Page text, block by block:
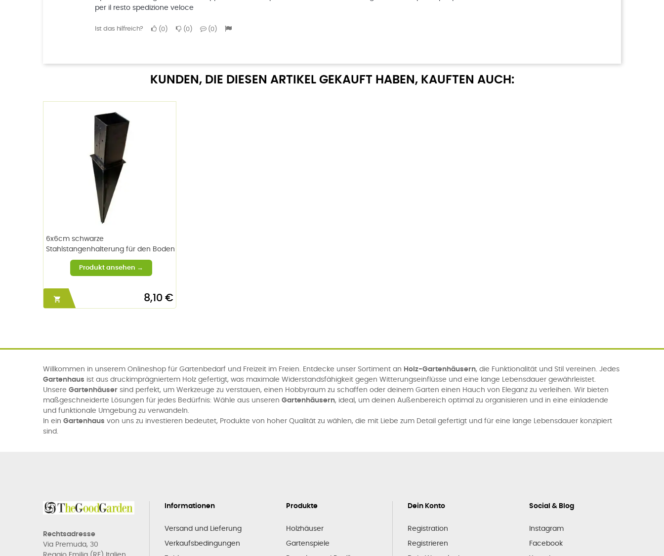
per il resto spedizione veloce
Ist das hilfreich? 0 0 0
KUNDEN, DIE DIESEN ARTIKEL GEKAUFT HABEN, KAUFTEN AUCH:
6x6cm schwarze
Stahlstangenhalterung für den Boden
 8,10 €
Willkommen in unserem Onlineshop für Gartenbedarf und Freizeit im Freien. Entdecke unser Sortiment an Holz-Gartenhäusern, die Funktionalität und Stil vereinen. Jedes
Gartenhaus ist aus druckimprägniertem Holz gefertigt, was maximale Widerstandsfähigkeit gegen Witterungseinflüsse und eine lange Lebensdauer gewährleistet.
Unsere Gartenhäuser sind perfekt, um Werkzeuge zu verstauen, einen Hobbyraum zu schaffen oder deinem Garten einen Hauch von Eleganz zu verleihen. Wir bieten
maßgeschneiderte Lösungen für jedes Bedürfnis: Wähle aus unseren Gartenhäusern, ideal, um deinen Außenbereich optimal zu organisieren und in eine einladende
und funktionale Umgebung zu verwandeln.
In ein Gartenhaus von uns zu investieren bedeutet, Produkte von hoher Qualität zu wählen, die mit Liebe zum Detail gefertigt und für eine lange Lebensdauer konzipiert
sind.
Rechtsadresse
Via Premuda, 30
Informationen
Versand und Lieferung
Verkaufsbedingungen
Produkte
Holzhäuser
Gartenspiele
Dein Konto
Registration
Registrieren
Social & Blog
Instagram
Facebook